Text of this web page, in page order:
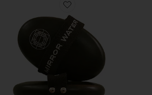
Favorite ESCOVA SECA BUFF